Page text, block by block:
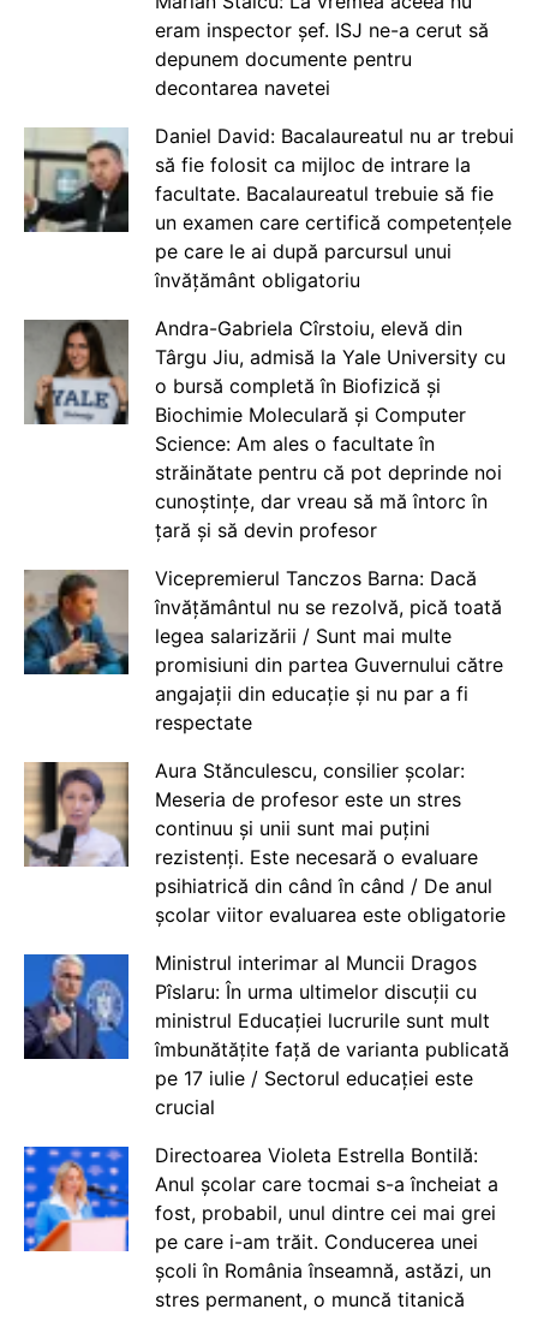
eram inspector șef. ISJ ne-a cerut să
depunem documente pentru
decontarea navetei
Daniel David: Bacalaureatul nu ar trebui
să fie folosit ca mijloc de intrare la
facultate. Bacalaureatul trebuie să fie
un examen care certifică competențele
pe care le ai după parcursul unui
învățământ obligatoriu
Andra-Gabriela Cîrstoiu, elevă din
Târgu Jiu, admisă la Yale University cu
o bursă completă în Biofizică și
Biochimie Moleculară și Computer
Science: Am ales o facultate în
străinătate pentru că pot deprinde noi
cunoștințe, dar vreau să mă întorc în
țară și să devin profesor
Vicepremierul Tanczos Barna: Dacă
învățământul nu se rezolvă, pică toată
legea salarizării / Sunt mai multe
promisiuni din partea Guvernului către
angajații din educație și nu par a fi
respectate
Aura Stănculescu, consilier școlar:
Meseria de profesor este un stres
continuu și unii sunt mai puțini
rezistenți. Este necesară o evaluare
psihiatrică din când în când / De anul
școlar viitor evaluarea este obligatorie
Ministrul interimar al Muncii Dragos
Pîslaru: În urma ultimelor discuții cu
ministrul Educației lucrurile sunt mult
îmbunătățite față de varianta publicată
pe 17 iulie / Sectorul educației este
crucial
Directoarea Violeta Estrella Bontilă:
Anul școlar care tocmai s-a încheiat a
fost, probabil, unul dintre cei mai grei
pe care i-am trăit. Conducerea unei
școli în România înseamnă, astăzi, un
stres permanent, o muncă titanică